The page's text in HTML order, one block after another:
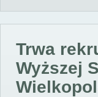
Trwa
Wyższej